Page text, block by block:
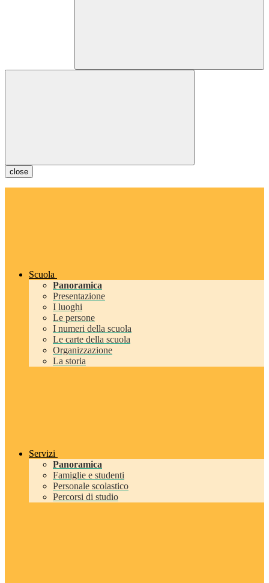
close
Scuola
Panoramica
Presentazione
I luoghi
Le persone
I numeri della scuola
Le carte della scuola
Organizzazione
La storia
Servizi
Panoramica
Famiglie e studenti
Personale scolastico
Percorsi di studio